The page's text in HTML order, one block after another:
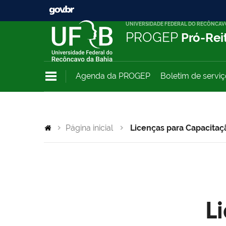
UNIVERSIDADE FEDERAL DO
PROGEP Pró-
Agenda da PROGEP Boletim de
Página inicial Licenças para